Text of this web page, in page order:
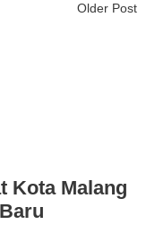
Older Post
Kota Malang